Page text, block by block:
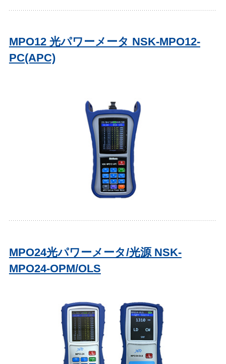
MPO12 光パワーメータ NSK-MPO12-
PC(APC)
MPO24光パワーメータ/光源 NSK-
MPO24-OPM/OLS